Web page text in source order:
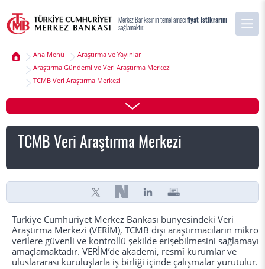
Merkez Bankasının temel amacıfiyat istikrarını
sağlamaktır.
Ana Menü
Araştırma ve Yayınlar
Araştırma Gündemi ve Veri Araştırma Merkezi
TCMB Veri Araştırma Merkezi
TCMB Veri Araştırma Merkezi
Türkiye Cumhuriyet Merkez Bankası bünyesindeki Veri
Araştırma Merkezi (VERİM), TCMB dışı araştırmacıların mikro
verilere güvenli ve kontrollü şekilde erişebilmesini sağlamayı
amaçlamaktadır. VERİM’de akademi, resmî kurumlar ve
uluslararası kuruluşlarla iş birliği içinde çalışmalar yürütülür.